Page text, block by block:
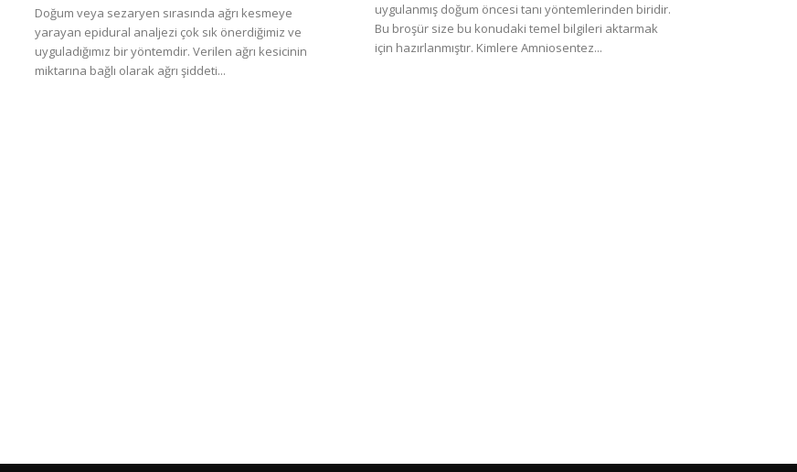
Doğum veya sezaryen sırasında ağrı kesmeye
yarayan epidural analjezi çok sık önerdiğimiz ve
uyguladığımız bir yöntemdir. Verilen ağrı kesicinin
miktarına bağlı olarak ağrı şiddeti...
uygulanmış doğum öncesi tanı yöntemlerinden biridir.
Bu broşür size bu konudaki temel bilgileri aktarmak
için hazırlanmıştır. Kimlere Amniosentez...